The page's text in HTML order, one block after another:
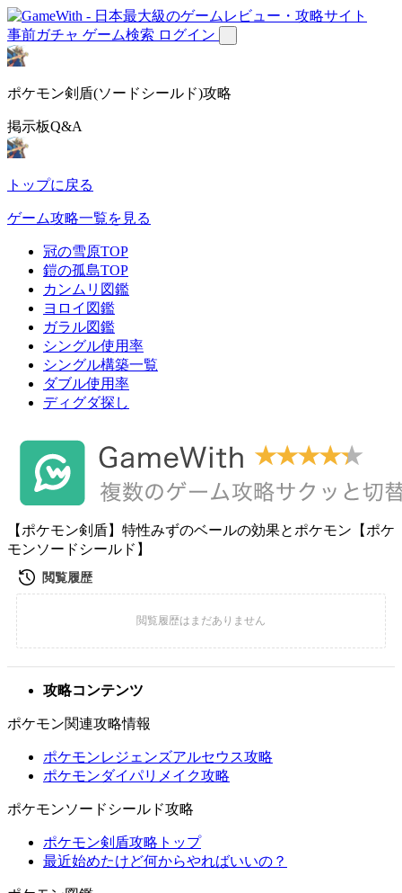
事前ガチャ ゲーム検索 ログイン
ポケモン剣盾(ソードシールド)攻略
掲示板Q&A
トップに戻る
ゲーム攻略一覧を見る
冠の雪原TOP
鎧の孤島TOP
カンムリ図鑑
ヨロイ図鑑
ガラル図鑑
シングル使用率
シングル構築一覧
ダブル使用率
ディグダ探し
【ポケモン剣盾】特性みずのベールの効果とポケモン【ポケ
モンソードシールド】
攻略コンテンツ
ポケモン関連攻略情報
ポケモンレジェンズアルセウス攻略
ポケモンダイパリメイク攻略
ポケモンソードシールド攻略
ポケモン剣盾攻略トップ
最近始めたけど何からやればいいの？